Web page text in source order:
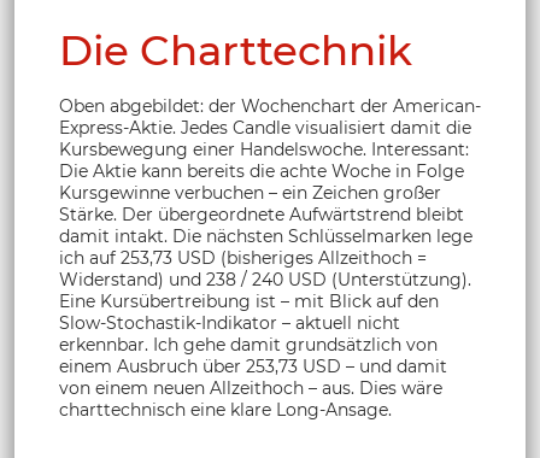
Die Charttechnik
Oben abgebildet: der Wochenchart der American-
Express-Aktie. Jedes Candle visualisiert damit die
Kursbewegung einer Handelswoche. Interessant:
Die Aktie kann bereits die achte Woche in Folge
Kursgewinne verbuchen – ein Zeichen großer
Stärke. Der übergeordnete Aufwärtstrend bleibt
damit intakt. Die nächsten Schlüsselmarken lege
ich auf 253,73 USD (bisheriges Allzeithoch =
Widerstand) und 238 / 240 USD (Unterstützung).
Eine Kursübertreibung ist – mit Blick auf den
Slow-Stochastik-Indikator – aktuell nicht
erkennbar. Ich gehe damit grundsätzlich von
einem Ausbruch über 253,73 USD – und damit
von einem neuen Allzeithoch – aus. Dies wäre
charttechnisch eine klare Long-Ansage.